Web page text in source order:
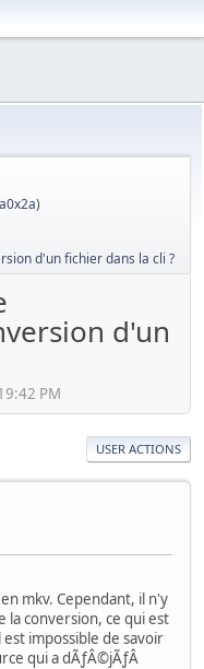
)
d'un fichier dans la cli ?
d'un
PM
USER ACTIONS
mkv. Cependant, il n'y
la conversion, ce qui est
impossible de savoir
qui a dÃƒÂ©jÃƒÂ